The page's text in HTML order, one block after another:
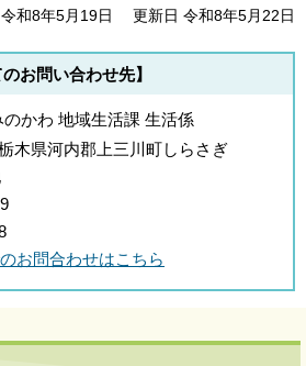
和8年5月19日 更新日 令和8年5月22日
お問い合わせ先】
かわ 地域生活課 生活係
木県河内郡上三川町しらさぎ
お問合わせはこちら